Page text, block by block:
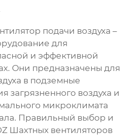
подачи воздуха –
для
и эффективной
Они предназначены для
в подземные
загрязненного воздуха и
микроклимата
Правильный выбор и
Шахтных вентиляторов